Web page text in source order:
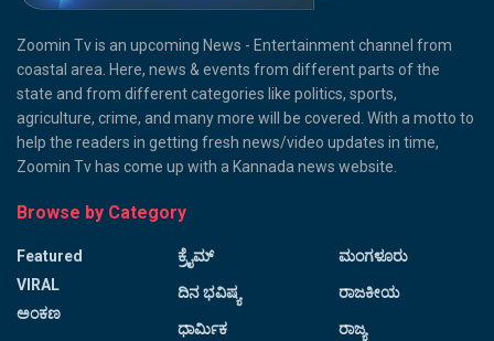
Zoomin Tv is an upcoming News - Entertainment channel from
coastal area. Here, news & events from different parts of the
state and from different categories like politics, sports,
agriculture, crime, and many more will be covered. With a motto to
help the readers in getting fresh news/video updates in time,
Zoomin Tv has come up with a Kannada news website.
Browse by Category
Featured
VIRAL
ಅಂಕಣ
ಕ್ರೈಮ್
ದಿನ ಭವಿಷ್ಯ
ಧಾರ್ಮಿಕ
ಮಂಗಳೂರು
ರಾಜಕೀಯ
ರಾಜ್ಯ